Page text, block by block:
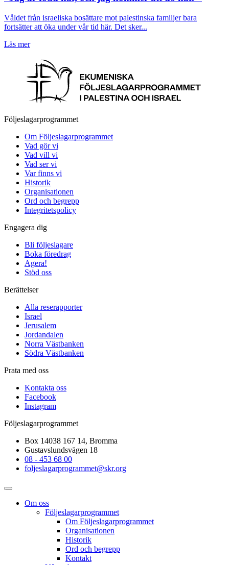
Våldet från israeliska bosättare mot palestinska familjer bara
fortsätter att öka under vår tid här. Det sker...
Läs mer
Följeslagarprogrammet
Om Följeslagarprogrammet
Vad gör vi
Vad vill vi
Vad ser vi
Var finns vi
Historik
Organisationen
Ord och begrepp
Integritetspolicy
Engagera dig
Bli följeslagare
Boka föredrag
Agera!
Stöd oss
Berättelser
Alla reserapporter
Israel
Jerusalem
Jordandalen
Norra Västbanken
Södra Västbanken
Prata med oss
Kontakta oss
Facebook
Instagram
Följeslagarprogrammet
Box 14038 167 14, Bromma
Gustavslundsvägen 18
08 - 453 68 00
foljeslagarprogrammet@skr.org
Om oss
Följeslagarprogrammet
Om Följeslagarprogrammet
Organisationen
Historik
Ord och begrepp
Kontakt